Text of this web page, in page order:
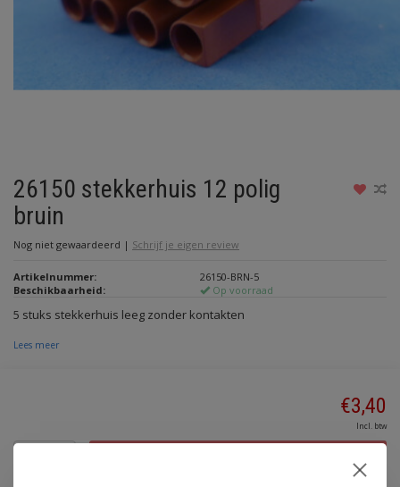
26150 stekkerhuis 12 polig
bruin
Nog niet gewaardeerd | Schrijf je eigen review
Artikelnummer:
26150-BRN-5
Beschikbaarheid:
Op voorraad
5 stuks stekkerhuis leeg zonder kontakten
Lees meer
€3,40
Incl. btw